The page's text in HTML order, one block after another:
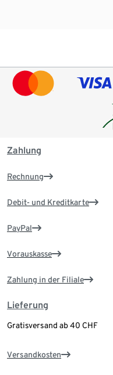
Zahlung
Rechnung
Debit- und Kreditkarte
PayPal
Vorauskasse
Zahlung in der Filiale
Lieferung
Gratisversand ab 40 CHF
Versandkosten